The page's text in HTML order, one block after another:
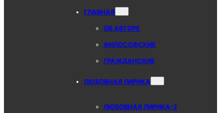
ГЛАВНАЯ
ОБ АВТОРЕ
ФИЛОСОФСКИЕ
ГРАЖДАНСКИЕ
ЛЮБОВНАЯ ЛИРИКА
ЛЮБОВНАЯ ЛИРИКА-2